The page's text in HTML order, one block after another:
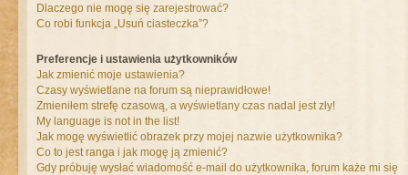
Dlaczego nie mogę się zarejestrować?
Co robi funkcja „Usuń ciasteczka”?
Preferencje i ustawienia użytkowników
Jak zmienić moje ustawienia?
Czasy wyświetlane na forum są nieprawidłowe!
Zmieniłem strefę czasową, a wyświetlany czas nadal jest zły!
My language is not in the list!
Jak mogę wyświetlić obrazek przy mojej nazwie użytkownika?
Co to jest ranga i jak mogę ją zmienić?
Gdy próbuję wysłać wiadomość e-mail do użytkownika, forum każe mi się